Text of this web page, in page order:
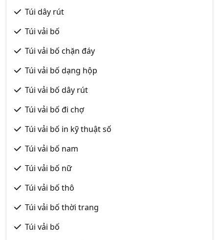
Túi dây rút
Túi vải bố
Túi vải bố chặn đáy
Túi vải bố dạng hộp
Túi vải bố dây rút
Túi vải bố đi chợ
Túi vải bố in kỹ thuật số
Túi vải bố nam
Túi vải bố nữ
Túi vải bố thô
Túi vải bố thời trang
Túi vải bố